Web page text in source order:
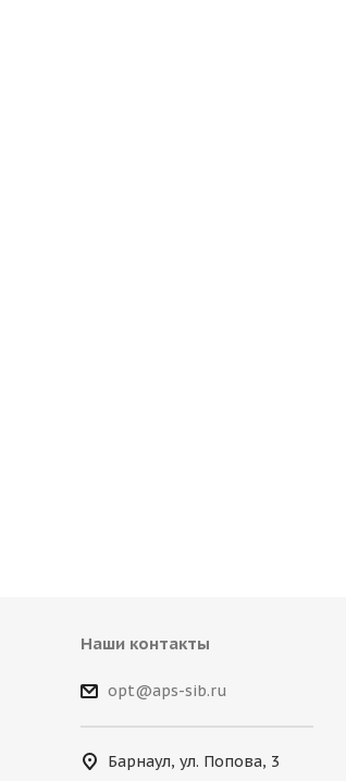
Наши контакты
opt@aps-sib.ru
Барнаул, ул. Попова, 3